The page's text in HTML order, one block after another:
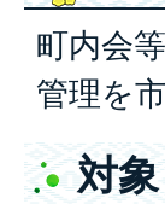
町内会
管理を
対象